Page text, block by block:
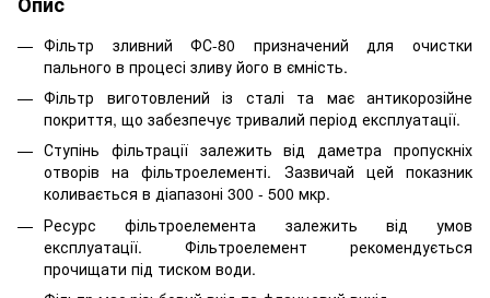
Фільтр зливний ФС-80 призначений для очистки
пального в процесі зливу його в ємність.
Фільтр виготовлений із сталі та має антикорозійне
покриття, що забезпечує тривалий період експлуатації.
Ступінь фільтрації залежить від даметра пропускніх
отворів на фільтроелементі. Зазвичай цей показник
коливається в діапазоні 300 - 500 мкр.
Ресурс фільтроелемента залежить від умов
експлуатації. Фільтроелемент рекомендується
прочищати під тиском води.